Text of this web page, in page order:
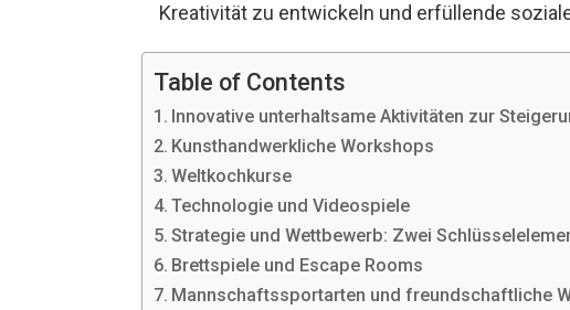
Kreativität zu entwickeln und erfüllende
Table of Contents
Innovative unterhaltsame Aktivitäten zur
Kunsthandwerkliche Workshops
Weltkochkurse
Technologie und Videospiele
Strategie und Wettbewerb: Zwei
Brettspiele und Escape Rooms
Mannschaftssportarten und freundschaftliche